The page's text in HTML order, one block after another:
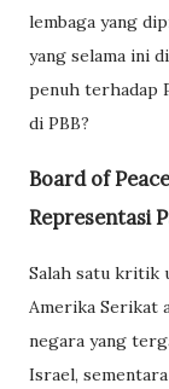
lembaga yang
yang selama ini
penuh terhadap
di PBB?
Board of
Representasi
Salah satu kritik
Amerika Serikat
negara yang
Israel,